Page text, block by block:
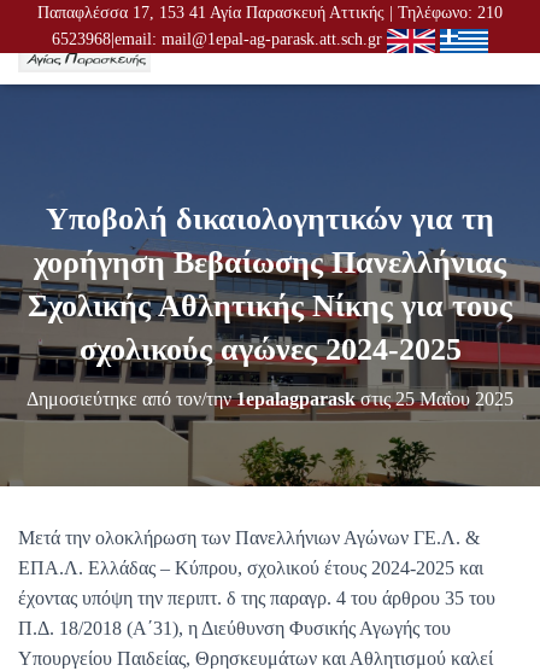
Παπαφλέσσα 17, 153 41 Αγία Παρασκευή Αττικής | Τηλέφωνο: 210
6523968|email: mail@1epal-ag-parask.att.sch.gr
Ν
Λ
Ο
Ή
Γ
Η
Η
Υποβολή δικαιολογητικών για τη
χορήγηση Βεβαίωσης Πανελλήνιας
Σχολικής Αθλητικής Νίκης για τους
σχολικούς αγώνες 2024-2025
Δημοσιεύτηκε από τον/την1epalagparaskστις25 Μαΐου 2025
Μετά την ολοκλήρωση των Πανελλήνιων Αγώνων ΓΕ.Λ. &
ΕΠΑ.Λ. Ελλάδας – Κύπρου, σχολικού έτους 2024-2025 και
έχοντας υπόψη την περιπτ. δ της παραγρ. 4 του άρθρου 35 του
Π.Δ. 18/2018 (Α΄31), η Διεύθυνση Φυσικής Αγωγής του
Υπουργείου Παιδείας, Θρησκευμάτων και Αθλητισμού καλεί